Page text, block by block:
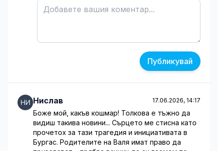
Публикувай
Нислав 17.06.2026, 14:17
Боже мой, какъв кошмар! Толкова е тъжно да
видиш такива новини... Сърцето ме стисна като
прочетох за тази трагедия и инициативата в
Бургас. Родителите на Валя имат право да